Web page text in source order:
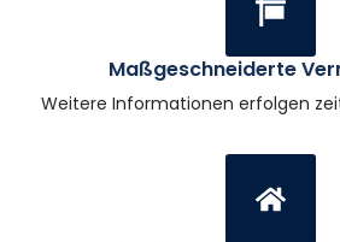
Maßgeschneiderte
Weitere Informationen erfolgen